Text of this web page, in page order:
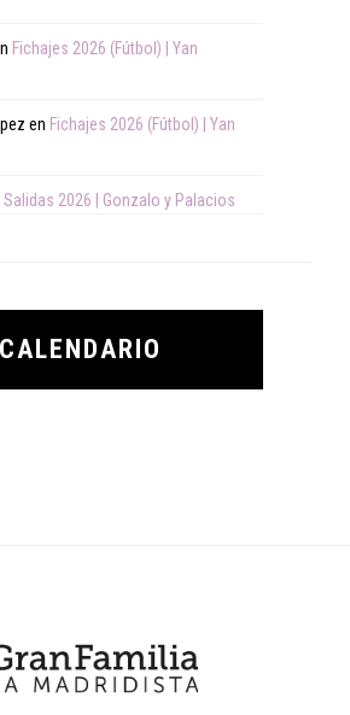
Fichajes 2026 (Fútbol) | Yan
en Fichajes 2026 (Fútbol) | Yan
Salidas 2026 | Gonzalo y Palacios
CALENDARIO